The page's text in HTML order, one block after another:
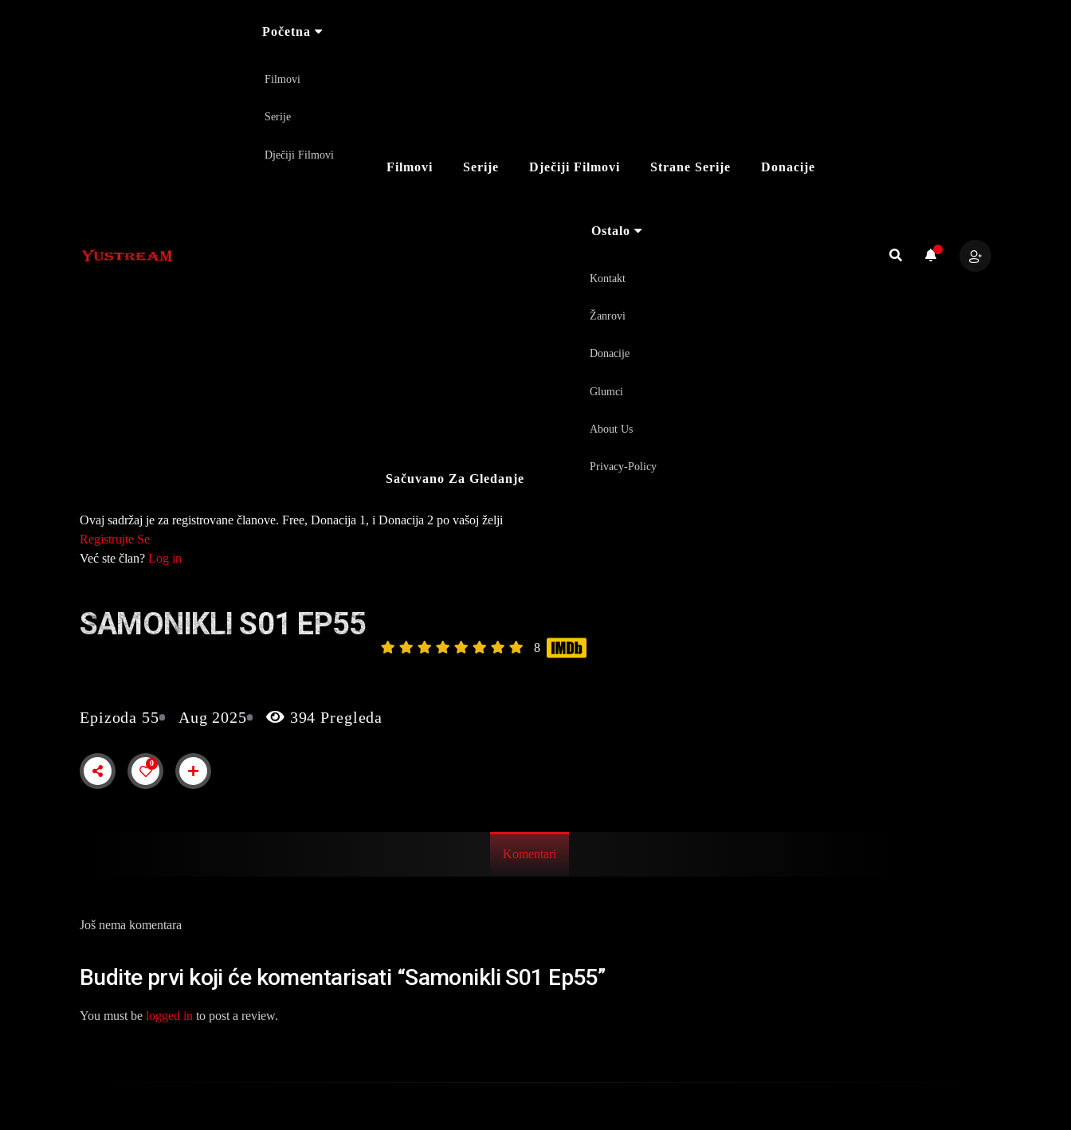
Početna
Filmovi
Serije
Dječiji Filmovi
Filmovi Serije Dječiji Filmovi Strane Serije Donacije
Sačuvano Za Gledanje
Ostalo
Kontakt
Žanrovi
Donacije
Glumci
About Us
Privacy-Policy
Ovaj sadržaj je za registrovane članove. Free, Donacija 1, i Donacija 2 po vašoj želji
Registrujte Se
Već ste član? Log in
SAMONIKLI S01 EP55
8
Epizoda 55 Aug 2025 394 Pregleda
0
Komentari
Još nema komentara
Budite prvi koji će komentarisati “Samonikli S01 Ep55”
You must be logged in to post a review.